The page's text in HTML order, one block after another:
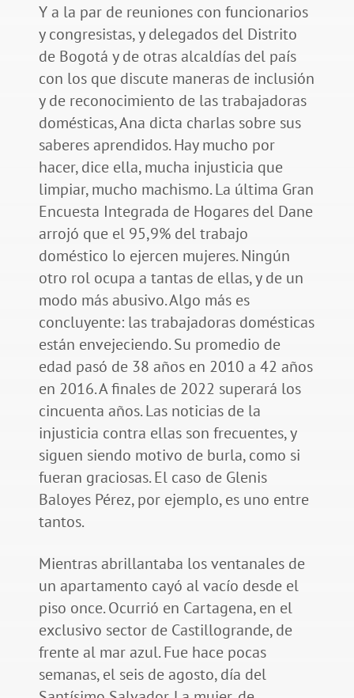
Y a la par de reuniones con funcionarios
y congresistas, y delegados del Distrito
de Bogotá y de otras alcaldías del país
con los que discute maneras de inclusión
y de reconocimiento de las trabajadoras
domésticas, Ana dicta charlas sobre sus
saberes aprendidos. Hay mucho por
hacer, dice ella, mucha injusticia que
limpiar, mucho machismo. La última Gran
Encuesta Integrada de Hogares del Dane
arrojó que el 95,9% del trabajo
doméstico lo ejercen mujeres. Ningún
otro rol ocupa a tantas de ellas, y de un
modo más abusivo. Algo más es
concluyente: las trabajadoras domésticas
están envejeciendo. Su promedio de
edad pasó de 38 años en 2010 a 42 años
en 2016. A finales de 2022 superará los
cincuenta años. Las noticias de la
injusticia contra ellas son frecuentes, y
siguen siendo motivo de burla, como si
fueran graciosas. El caso de Glenis
Baloyes Pérez, por ejemplo, es uno entre
tantos.
Mientras abrillantaba los ventanales de
un apartamento cayó al vacío desde el
piso once. Ocurrió en Cartagena, en el
exclusivo sector de Castillogrande, de
frente al mar azul. Fue hace pocas
semanas, el seis de agosto, día del